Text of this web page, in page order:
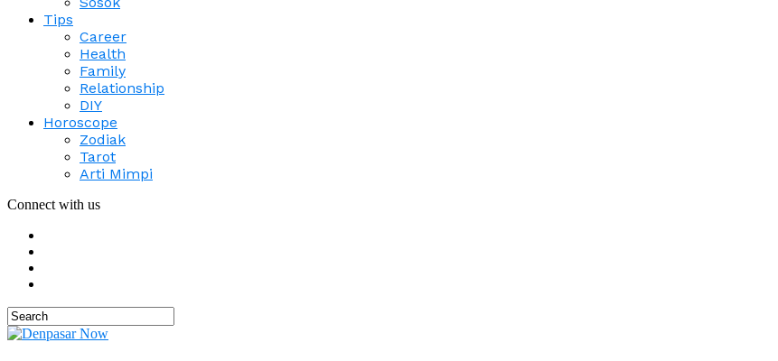
Tips
Career
Health
Family
Relationship
DIY
Horoscope
Zodiak
Tarot
Arti Mimpi
Connect with us